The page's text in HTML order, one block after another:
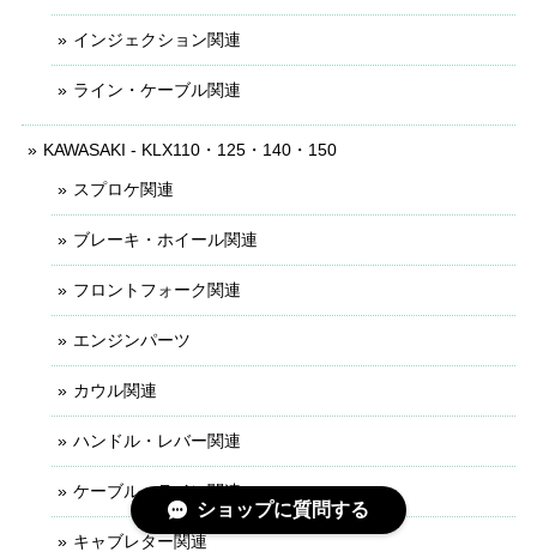
インジェクション関連
ライン・ケーブル関連
KAWASAKI - KLX110・125・140・150
スプロケ関連
ブレーキ・ホイール関連
フロントフォーク関連
エンジンパーツ
カウル関連
ハンドル・レバー関連
ケーブル・ライン関連
キャブレター関連
ショップに質問する